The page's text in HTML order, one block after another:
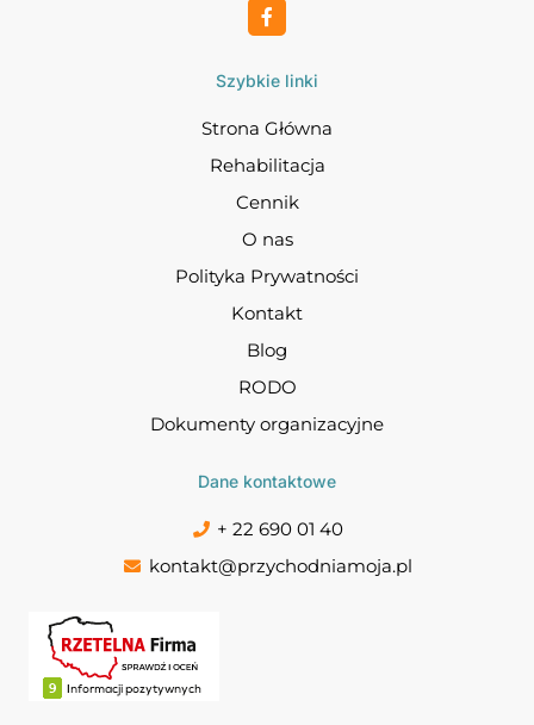
Szybkie linki
Strona Główna
Rehabilitacja
Cennik
O nas
Polityka Prywatności
Kontakt
Blog
RODO
Dokumenty organizacyjne
Dane kontaktowe
+ 22 690 01 40
kontakt@przychodniamoja.pl